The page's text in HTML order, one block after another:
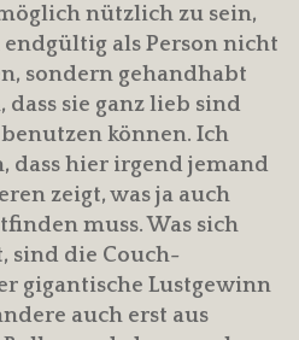
nützlich zu sein,
als Person nicht
sondern gehandhabt
sie ganz lieb sind
können. Ich
dass hier irgend jemand
zeigt, was ja auch
muss. Was sich
sind die Couch-
gigantische Lustgewinn
auch erst aus